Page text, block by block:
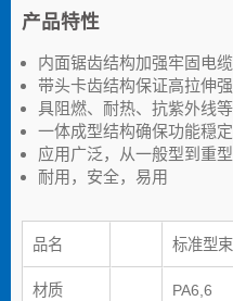
产品特性
内面锯齿结构加强牢固电
带头卡齿结构保证高拉伸
具阻燃、耐热、抗紫外线
一体成型结构确保功能穏
应用广泛，从一般型到重
耐用，安全，易用
品名 标准型
材质 PA6,6